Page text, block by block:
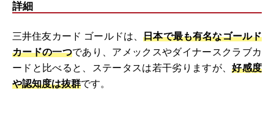
詳細
三井住友カード ゴールドは、日本で最も有名なゴールド
カードの一つであり、アメックスやダイナースクラブカ
ードと比べると、ステータスは若干劣りますが、好感度
や認知度は抜群です。